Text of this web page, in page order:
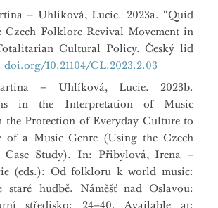
– Uhlíková, Lucie. 2023a. “Quid
Czech Folklore Revival Movement in
Cultural Policy. Český lid
doi.org/10.21104/CL.2023.2.03
– Uhlíková, Lucie. 2023b.
in the Interpretation of Music
the Protection of Everyday Culture to
of a Music Genre (Using the Czech
Case Study). In: Přibylová, Irena –
(eds.): Od folkloru k world music:
staré hudbě. Náměšť nad Oslavou:
středisko: 24–40. Available at: